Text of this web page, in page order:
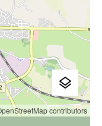
contributors